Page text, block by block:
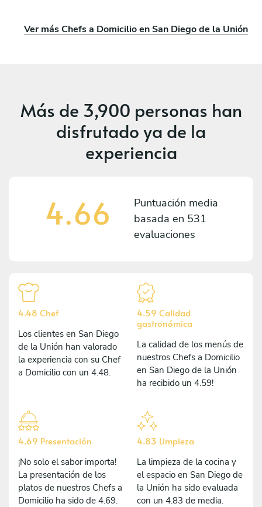
Ver más Chefs a Domicilio en San Diego de la Unión
Más de 3,900 personas han
disfrutado ya de la
experiencia
4.66
Puntuación media
basada en 531
evaluaciones
4.48 Chef
Los clientes en San Diego
de la Unión han valorado
la experiencia con su Chef
a Domicilio con un 4.48.
4.59 Calidad
gastronómica
La calidad de los menús de
nuestros Chefs a Domicilio
en San Diego de la Unión
ha recibido un 4.59!
4.69 Presentación
¡No solo el sabor importa!
La presentación de los
platos de nuestros Chefs a
Domicilio ha sido de 4.69.
4.83 Limpieza
La limpieza de la cocina y
el espacio en San Diego de
la Unión ha sido evaluada
con un 4.83 de media.